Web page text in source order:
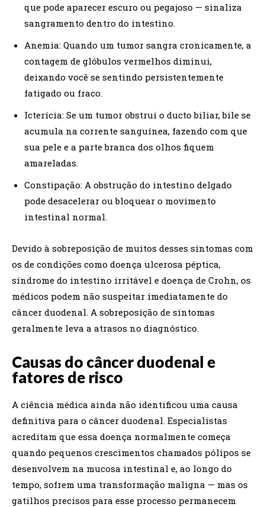
que pode aparecer escuro ou pegajoso — sinaliza
sangramento dentro do intestino.
Anemia: Quando um tumor sangra cronicamente, a
contagem de glóbulos vermelhos diminui,
deixando você se sentindo persistentemente
fatigado ou fraco.
Icterícia: Se um tumor obstrui o ducto biliar, bile se
acumula na corrente sanguínea, fazendo com que
sua pele e a parte branca dos olhos fiquem
amareladas.
Constipação: A obstrução do intestino delgado
pode desacelerar ou bloquear o movimento
intestinal normal.
Devido à sobreposição de muitos desses sintomas com
os de condições como doença ulcerosa péptica,
síndrome do intestino irritável e doença de Crohn, os
médicos podem não suspeitar imediatamente do
câncer duodenal. A sobreposição de sintomas
geralmente leva a atrasos no diagnóstico.
Causas do câncer duodenal e
fatores de risco
A ciência médica ainda não identificou uma causa
definitiva para o câncer duodenal. Especialistas
acreditam que essa doença normalmente começa
quando pequenos crescimentos chamados pólipos se
desenvolvem na mucosa intestinal e, ao longo do
tempo, sofrem uma transformação maligna — mas os
gatilhos precisos para esse processo permanecem